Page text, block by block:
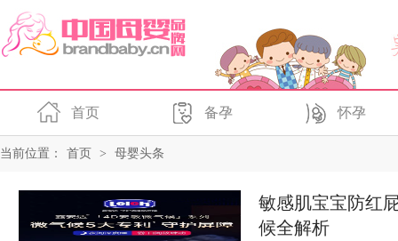
首页 备孕 怀孕
当前位置： 首页 > 母婴头条
敏感肌宝宝防红
候全解析